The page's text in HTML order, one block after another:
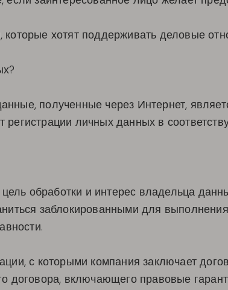
которые хотят поддерживать деловые
полученные через Интернет,
личных данных в
обработки и интерес владельца
заблокированными для
с которыми компания заключает
договора, включающего правовые